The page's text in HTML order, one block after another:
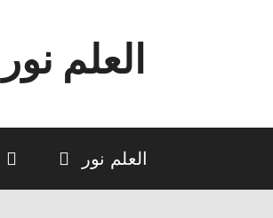
العلم نور
العلم نور